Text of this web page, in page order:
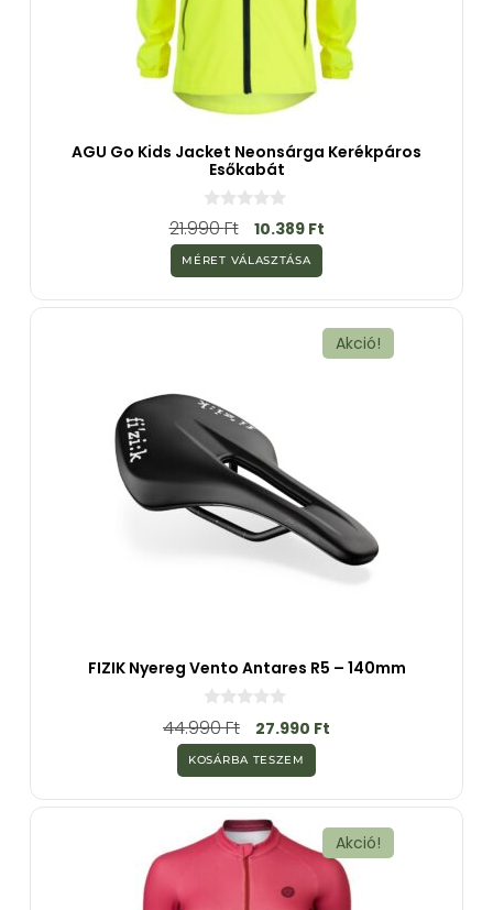
AGU Go Kids Jacket Neonsárga Kerékpáros
Esőkabát
0
a
5
-
b
ő
21.990Ft 10.389 Ft
MÉRET VÁLASZTÁSA
Akció!
FIZIK Nyereg Vento Antares R5 – 140mm
0
a
5
-
b
ő
44.990Ft 27.990 Ft
KOSÁRBA TESZEM
Akció!